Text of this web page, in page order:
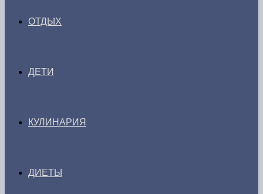
ОТДЫХ
ДЕТИ
КУЛИНАРИЯ
ДИЕТЫ